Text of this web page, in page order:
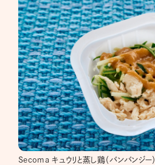
Secoma キュウリと蒸し鶏（バンバンジー）